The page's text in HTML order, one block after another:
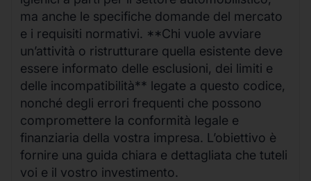
ma anche le specifiche domande del mercato
e i requisiti normativi. **Chi vuole avviare
un’attività o ristrutturare quella esistente deve
essere informato delle esclusioni, dei limiti e
delle incompatibilità** legate a questo codice,
nonché degli errori frequenti che possono
compromettere la conformità legale e
finanziaria della vostra impresa. L’obiettivo è
fornire una guida chiara e dettagliata che tuteli
voi e il vostro investimento.